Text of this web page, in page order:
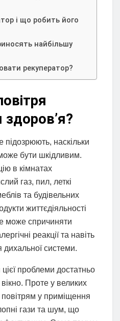
і що робить його
найбільшу
рекуператор?
підозрюють, наскільки
бути шкідливим.
в кімнатах
газ, пил, леткі
та будівельних
життєдіяльності
може спричиняти
реакції та навіть
дихальної системи.
проблеми достатньо
Проте у великих
повітрям у приміщення
гази та шум, що